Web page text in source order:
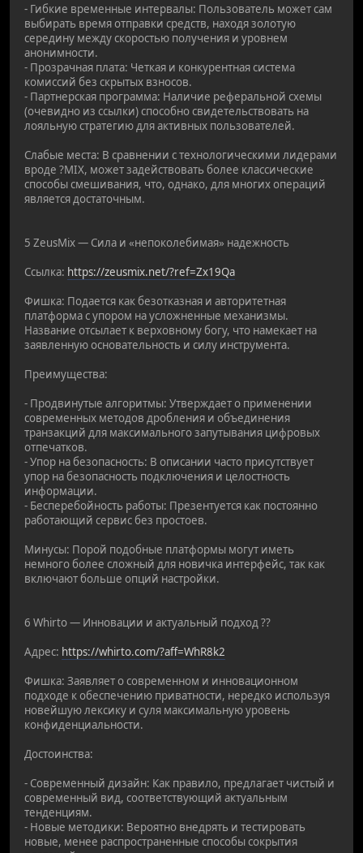
- Гибкие временные интервалы: Пользователь может сам
выбирать время отправки средств, находя золотую
середину между скоростью получения и уровнем
анонимности.
- Прозрачная плата: Четкая и конкурентная система
комиссий без скрытых взносов.
- Партнерская программа: Наличие реферальной схемы
(очевидно из ссылки) способно свидетельствовать на
лояльную стратегию для активных пользователей.
Слабые места: В сравнении с технологическими лидерами
вроде ?MIX, может задействовать более классические
способы смешивания, что, однако, для многих операций
является достаточным.
5 ZeusMix — Сила и «непоколебимая» надежность
Ссылка: https://zeusmix.net/?ref=Zx19Qa
Фишка: Подается как безотказная и авторитетная
платформа с упором на усложненные механизмы.
Название отсылает к верховному богу, что намекает на
заявленную основательность и силу инструмента.
Преимущества:
- Продвинутые алгоритмы: Утверждает о применении
современных методов дробления и объединения
транзакций для максимального запутывания цифровых
отпечатков.
- Упор на безопасность: В описании часто присутствует
упор на безопасность подключения и целостность
информации.
- Бесперебойность работы: Презентуется как постоянно
работающий сервис без простоев.
Минусы: Порой подобные платформы могут иметь
немного более сложный для новичка интерфейс, так как
включают больше опций настройки.
6 Whirto — Инновации и актуальный подход ??
Адрес: https://whirto.com/?aff=WhR8k2
Фишка: Заявляет о современном и инновационном
подходе к обеспечению приватности, нередко используя
новейшую лексику и суля максимальную уровень
конфиденциальности.
Достоинства:
- Современный дизайн: Как правило, предлагает чистый и
современный вид, соответствующий актуальным
тенденциям.
- Новые методики: Вероятно внедрять и тестировать
новые, менее распространенные способы сокрытия